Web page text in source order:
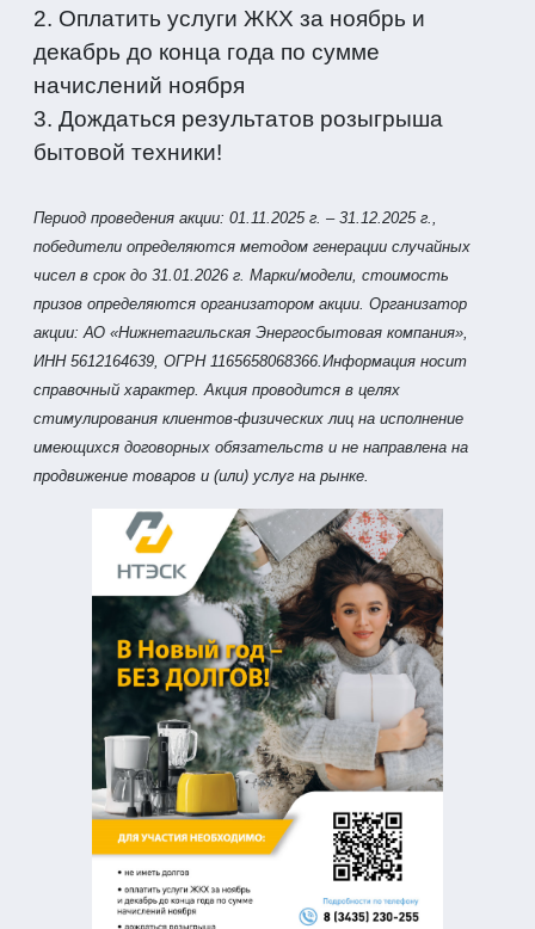
2. Оплатить услуги ЖКХ за ноябрь и
декабрь до конца года по сумме
начислений ноября
3. Дождаться результатов розыгрыша
бытовой техники!
Период проведения акции: 01.11.2025 г. – 31.12.2025 г.,
победители определяются методом генерации случайных
чисел в срок до 31.01.2026 г. Марки/модели, стоимость
призов определяются организатором акции. Организатор
акции: АО «Нижнетагильская Энергосбытовая компания»,
ИНН 5612164639, ОГРН 1165658068366.Информация носит
справочный характер. Акция проводится в целях
стимулирования клиентов-физических лиц на исполнение
имеющихся договорных обязательств и не направлена на
продвижение товаров и (или) услуг на рынке.